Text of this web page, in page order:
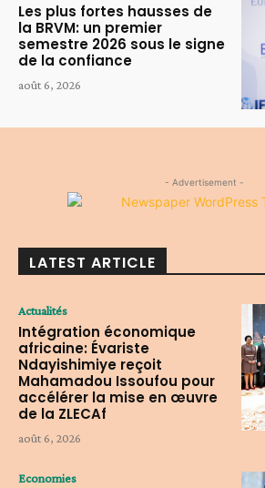
Les plus fortes hausses de
la BRVM: un premier
semestre 2026 sous le signe
de la confiance
août 6, 2026
- Advertisement -
LATEST ARTICLE
Actualités
Intégration économique
africaine: Évariste
Ndayishimiye reçoit
Mahamadou Issoufou pour
accélérer la mise en œuvre
de la ZLECAf
août 6, 2026
Economies